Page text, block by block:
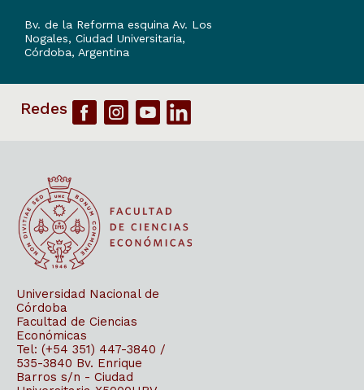
Bv. de la Reforma esquina Av. Los
Nogales, Ciudad Universitaria,
Córdoba, Argentina
Universidad Nacional de
Córdoba
Facultad de Ciencias
Económicas
Tel: (+54 351) 447-3840 /
535-3840 Bv. Enrique
Barros s/n - Ciudad